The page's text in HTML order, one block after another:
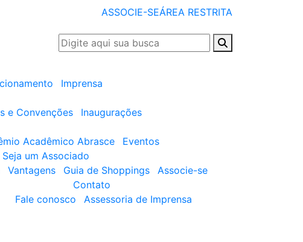
ASSOCIE-SEÁREA RESTRITA
Imprensa
e Convenções
Inaugurações
Acadêmico Abrasce
Eventos
Seja um Associado
Vantagens Guia de Shoppings
Associe-se
Contato
Fale conosco
Assessoria de Imprensa